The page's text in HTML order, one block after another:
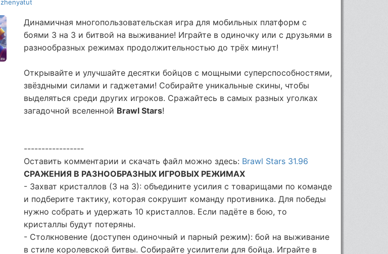
zhenyatut
Динамичная многопользовательская игра для мобильных платформ с
боями 3 на 3 и битвой на выживание! Играйте в одиночку или c друзьями в
разнообразных режимах продолжительностью до трёх минут!
Открывайте и улучшайте десятки бойцов c мощными суперспособностями,
звёздными силами и гаджетами! Собирайте уникальные скины, чтобы
выделяться среди других игроков. Сражайтесь в самых разных уголках
загадочной вселенной Brawl Stars!
-----------------
Оставить комментарии и скачать файл можно здесь: Brawl Stars 31.96
СРАЖЕНИЯ В РАЗНООБРАЗНЫХ ИГРОВЫХ РЕЖИМАХ
- Захват кристаллов (3 на 3): объедините усилия с товарищами по команде
и подберите тактику, которая сокрушит команду противника. Для победы
нужно собрать и удержать 10 кристаллов. Если падёте в бою, то
кристаллы будут потеряны.
- Столкновение (доступен одиночный и парный режим): бой на выживание
в стиле королевской битвы. Собирайте усилители для бойца. Играйте в